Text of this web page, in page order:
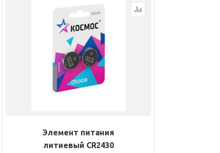
Элемент питания
литиевый CR2430